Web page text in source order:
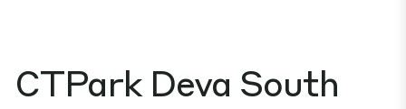
CTPark Deva South